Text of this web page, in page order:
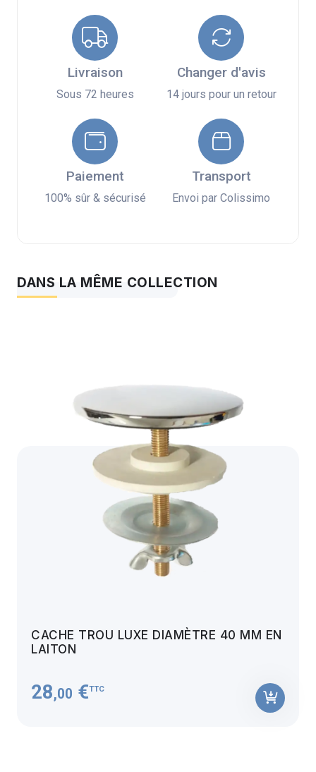
Livraison
Sous 72 heures
Changer d'avis
14 jours pour un retour
Paiement
100% sûr & sécurisé
Transport
Envoi par Colissimo
DANS LA MÊME COLLECTION
CACHE TROU LUXE DIAMÈTRE 40 MM EN
LAITON
28,00 €TTC